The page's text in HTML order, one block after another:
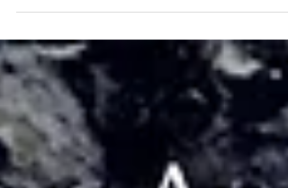
oluşturan binlerce yıllık mirası, ormanları,
kazançlarına kurban edilmemelidir.